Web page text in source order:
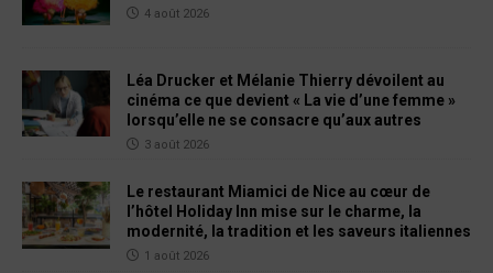
4 août 2026
Léa Drucker et Mélanie Thierry dévoilent au
cinéma ce que devient « La vie d’une femme »
lorsqu’elle ne se consacre qu’aux autres
3 août 2026
Le restaurant Miamici de Nice au cœur de
l’hôtel Holiday Inn mise sur le charme, la
modernité, la tradition et les saveurs italiennes
1 août 2026